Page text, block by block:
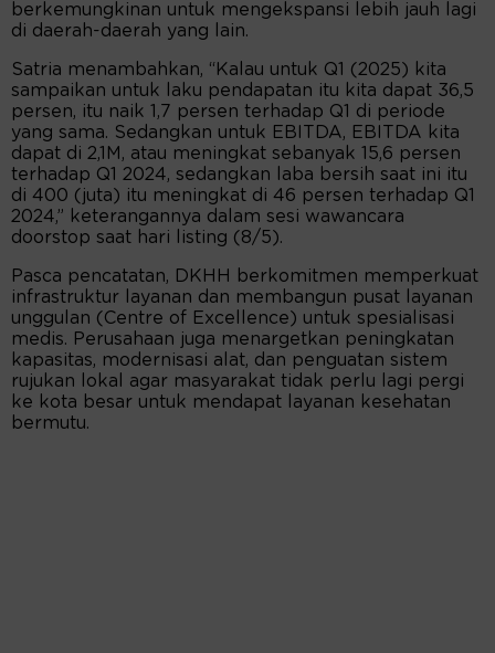
berkemungkinan untuk mengekspansi lebih jauh lagi
di daerah-daerah yang lain.
Satria menambahkan, “Kalau untuk Q1 (2025) kita
sampaikan untuk laku pendapatan itu kita dapat 36,5
persen, itu naik 1,7 persen terhadap Q1 di periode
yang sama. Sedangkan untuk EBITDA, EBITDA kita
dapat di 2,1M, atau meningkat sebanyak 15,6 persen
terhadap Q1 2024, sedangkan laba bersih saat ini itu
di 400 (juta) itu meningkat di 46 persen terhadap Q1
2024,” keterangannya dalam sesi wawancara
doorstop saat hari listing (8/5).
Pasca pencatatan, DKHH berkomitmen memperkuat
infrastruktur layanan dan membangun pusat layanan
unggulan (Centre of Excellence) untuk spesialisasi
medis. Perusahaan juga menargetkan peningkatan
kapasitas, modernisasi alat, dan penguatan sistem
rujukan lokal agar masyarakat tidak perlu lagi pergi
ke kota besar untuk mendapat layanan kesehatan
bermutu.